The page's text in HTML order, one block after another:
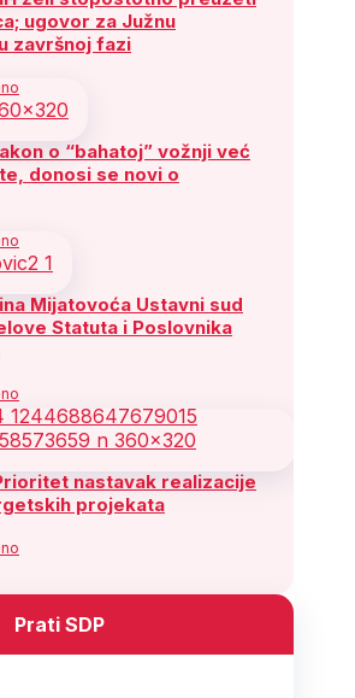
ugovor za Južnu
završnoj fazi
o “bahatoj” vožnji već
donosi se novi o
Mijatovoća Ustavni sud
Statuta i Poslovnika
nastavak realizacije
projekata
Prati SDP